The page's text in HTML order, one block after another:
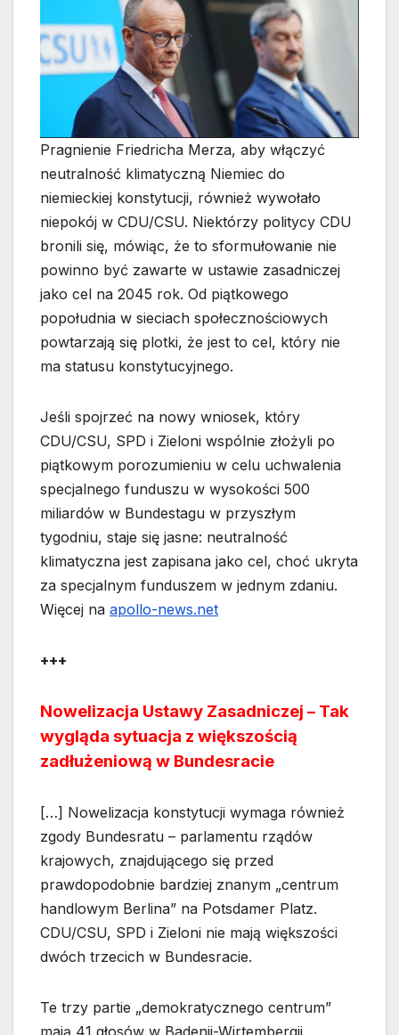
Pragnienie Friedricha Merza, aby włączyć
neutralność klimatyczną Niemiec do
niemieckiej konstytucji, również wywołało
niepokój w CDU/CSU. Niektórzy politycy CDU
bronili się, mówiąc, że to sformułowanie nie
powinno być zawarte w ustawie zasadniczej
jako cel na 2045 rok. Od piątkowego
popołudnia w sieciach społecznościowych
powtarzają się plotki, że jest to cel, który nie
ma statusu konstytucyjnego.
Jeśli spojrzeć na nowy wniosek, który
CDU/CSU, SPD i Zieloni wspólnie złożyli po
piątkowym porozumieniu w celu uchwalenia
specjalnego funduszu w wysokości 500
miliardów w Bundestagu w przyszłym
tygodniu, staje się jasne: neutralność
klimatyczna jest zapisana jako cel, choć ukryta
za specjalnym funduszem w jednym zdaniu.
Więcej na apollo-news.net
+++
Nowelizacja Ustawy Zasadniczej – Tak
wygląda sytuacja z większością
zadłużeniową w Bundesracie
[…] Nowelizacja konstytucji wymaga również
zgody Bundesratu – parlamentu rządów
krajowych, znajdującego się przed
prawdopodobnie bardziej znanym „centrum
handlowym Berlina” na Potsdamer Platz.
CDU/CSU, SPD i Zieloni nie mają większości
dwóch trzecich w Bundesracie.
Te trzy partie „demokratycznego centrum”
mają 41 głosów w Badenii-Wirtembergii,